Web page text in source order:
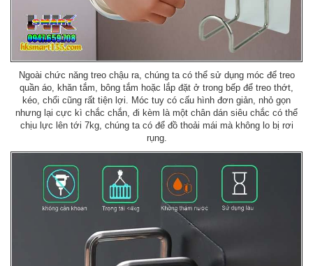
Ngoài chức năng treo chậu ra, chúng ta có thể sử dụng móc để treo
quần áo, khăn tắm, bông tắm hoặc lắp đặt ở trong bếp để treo thớt,
kéo, chổi cũng rất tiện lợi. Móc tuy có cấu hình đơn giản, nhỏ gọn
nhưng lại cực kì chắc chắn, đi kèm là một chân dán siêu chắc có thể
chịu lực lên tới 7kg, chúng ta có để đồ thoải mái mà không lo bị rơi
rụng.